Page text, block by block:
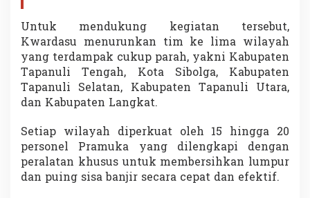
Untuk mendukung kegiatan tersebut,
Kwardasu menurunkan tim ke lima wilayah
yang terdampak cukup parah, yakni Kabupaten
Tapanuli Tengah, Kota Sibolga, Kabupaten
Tapanuli Selatan, Kabupaten Tapanuli Utara,
dan Kabupaten Langkat.
Setiap wilayah diperkuat oleh 15 hingga 20
personel Pramuka yang dilengkapi dengan
peralatan khusus untuk membersihkan lumpur
dan puing sisa banjir secara cepat dan efektif.